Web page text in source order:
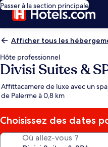
Passer à la section principale
Afficher tous les
Hôte professionnel
Divisi Suites &
Affittacamere de luxe avec un
de Palerme à 0,8 km
Choisissez des dates
Où allez-vous ?